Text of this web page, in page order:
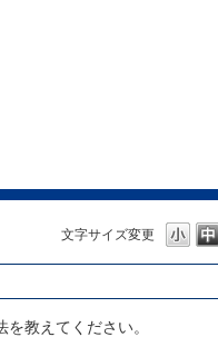
文字サイズ変更
教えてください。